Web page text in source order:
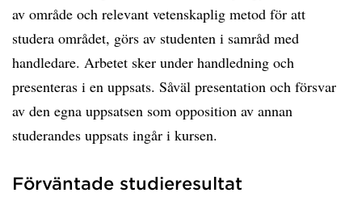
av område och relevant vetenskaplig metod för att
studera området, görs av studenten i samråd med
handledare. Arbetet sker under handledning och
presenteras i en uppsats. Såväl presentation och försvar
av den egna uppsatsen som opposition av annan
studerandes uppsats ingår i kursen.
Förväntade studieresultat